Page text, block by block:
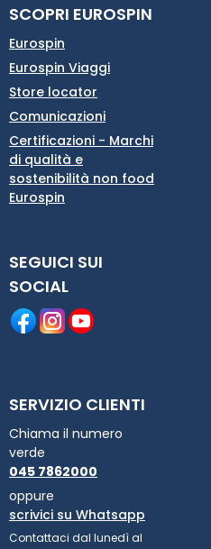
SCOPRI EUROSPIN
Eurospin
Eurospin Viaggi
Store locator
Comunicazioni
Certificazioni - Marchi
di qualità e
sostenibilità non food
Eurospin
SEGUICI SUI
SOCIAL
SERVIZIO CLIENTI
Chiama il numero
verde
045 7862000
oppure
scrivici su Whatsapp
Contattaci dal lunedì al